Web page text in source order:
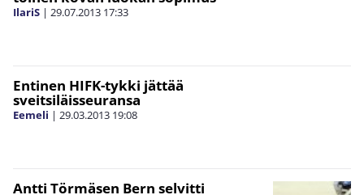
IlariS | 29.07.2013 17:33
Entinen HIFK-tykki jättää
sveitsiläisseuransa
Eemeli | 29.03.2013 19:08
Antti Törmäsen Bern selvitti